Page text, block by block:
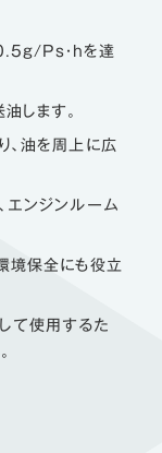
Ps・hを達
します。
、油を周上に広
エンジンルーム
境保全にも役立
て使用するた